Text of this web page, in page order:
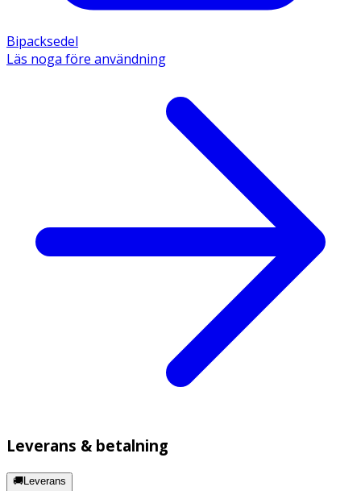
Bipacksedel
Läs noga före användning
Leverans & betalning
🚚Leverans